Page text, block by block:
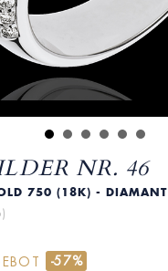
NR. 46
750 (18K) - DIAMANT
-57%